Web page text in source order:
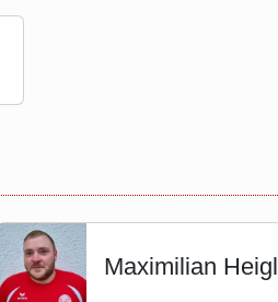
Maximilian Heigl